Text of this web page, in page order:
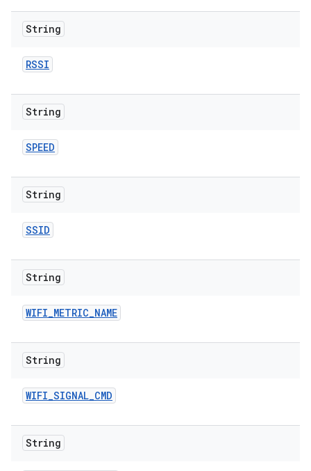
String
RSSI
String
SPEED
String
SSID
String
WIFI_METRIC_NAME
String
WIFI_SIGNAL_CMD
String